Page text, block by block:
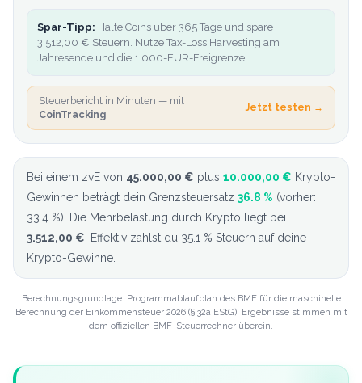
Spar-Tipp: Halte Coins über 365 Tage und spare
3.512,00 € Steuern. Nutze Tax-Loss Harvesting am
Jahresende und die 1.000-EUR-Freigrenze.
Steuerbericht in Minuten — mit
CoinTracking.
Jetzt testen →
Bei einem zvE von 45.000,00 € plus 10.000,00 € Krypto-
Gewinnen beträgt dein Grenzsteuersatz 36.8 % (vorher:
33.4 %). Die Mehrbelastung durch Krypto liegt bei
3.512,00 €
Effektiv zahlst du 35.1 % Steuern auf deine
Krypto-Gewinne.
Berechnungsgrundlage: Programmablaufplan des BMF für die maschinelle
Berechnung der Einkommensteuer 2026 (§ 32a EStG). Ergebnisse stimmen mit
dem offiziellen BMF-Steuerrechner überein.